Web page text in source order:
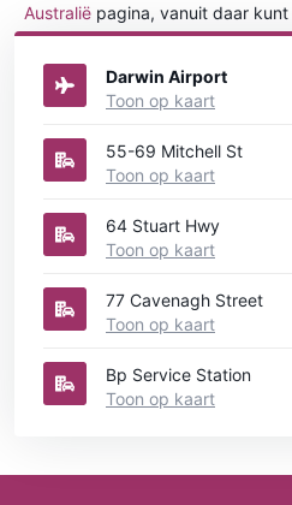
Australië pagina, vanuit daar
welke stad in Australië u een
Darwin Airport
Toon op kaart
55-69 Mitchell St
Toon op kaart
64 Stuart Hwy
Toon op kaart
77 Cavenagh Street
Toon op kaart
Bp Service Station
Toon op kaart